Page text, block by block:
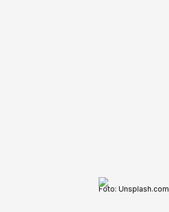
Foto: Unsplash.com